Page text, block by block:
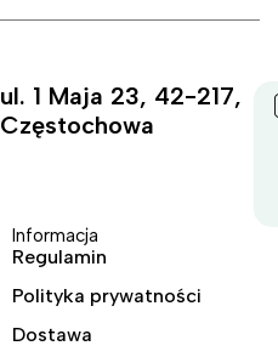
ul. 1 Maja 23, 42-217,
Częstochowa
Informacja
Regulamin
Polityka prywatności
Dostawa